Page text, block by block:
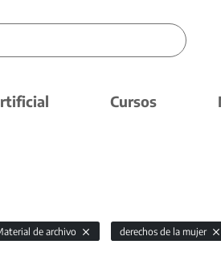
Cursos
de archivo derechos de la mujer